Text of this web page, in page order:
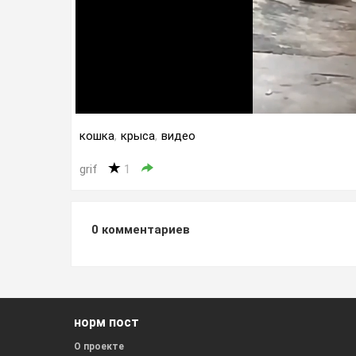
кошка, крыса, видео
grif 1
0 комментариев
норм пост
О проекте